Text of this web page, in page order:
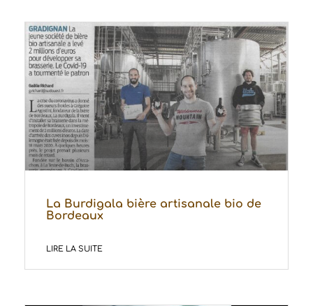
La Burdigala bière artisanale bio de
Bordeaux
LIRE LA SUITE